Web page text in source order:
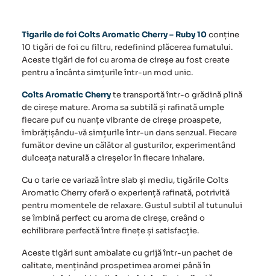
Ruby
10
Tigarile de foi Colts Aromatic Cherry – Ruby 10conține
10 tigări de foi cu filtru, redefinind plăcerea fumatului.
Aceste tigări de foi cu aroma de cireșe au fost create
pentru a încânta simțurile într-un mod unic.
Colts Aromatic Cherryte transportă într-o grădină plină
de cireșe mature. Aroma sa subtilă și rafinată umple
fiecare puf cu nuanțe vibrante de cireșe proaspete,
îmbrățișându-vă simțurile într-un dans senzual. Fiecare
fumător devine un călător al gusturilor, experimentând
dulceața naturală a cireșelor în fiecare inhalare.
Cu o tarie ce variază între slab și mediu, tigările Colts
Aromatic Cherry oferă o experiență rafinată, potrivită
pentru momentele de relaxare. Gustul subtil al tutunului
se îmbină perfect cu aroma de cireșe, creând o
echilibrare perfectă între finețe și satisfacție.
Aceste tigări sunt ambalate cu grijă într-un pachet de
calitate, menținând prospetimea aromei până în